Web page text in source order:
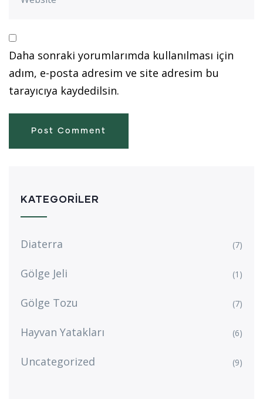
Daha sonraki yorumlarımda kullanılması için
adım, e-posta adresim ve site adresim bu
tarayıcıya kaydedilsin.
KATEGORILER
Diaterra (7)
Gölge Jeli (1)
Gölge Tozu (7)
Hayvan Yatakları (6)
Uncategorized (9)